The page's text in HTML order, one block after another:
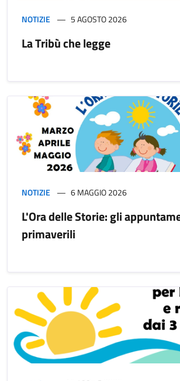
NOTIZIE 5 AGOSTO 2026
La Tribù che legge
NOTIZIE 6 MAGGIO 2026
L'Ora delle Storie: gli
primaverili